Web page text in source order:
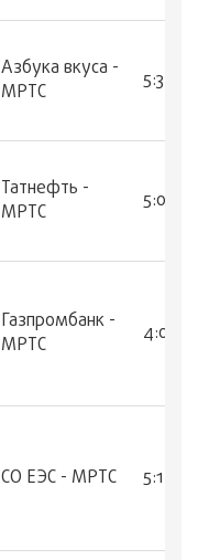
Азбука вкуса -
МРТС
5:3
Татнефть -
МРТС
5:0
Газпромбанк -
МРТС
4:0
СО ЕЭС - МРТС 5:1